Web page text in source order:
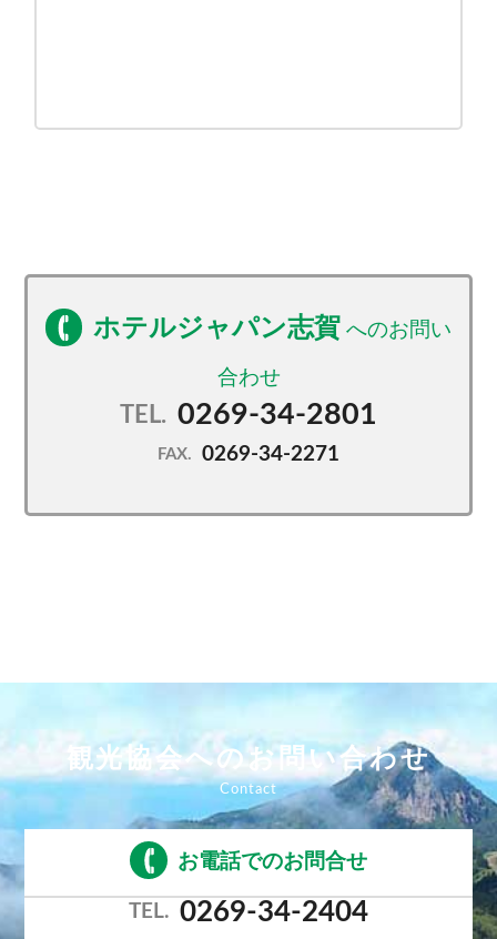
ホテルジャパン志賀
TEL. 0269-34-2801
FAX. 0269-34-2271
観光協会へのお問い合わせ
お電話でのお問合せ
TEL. 0269-34-2404